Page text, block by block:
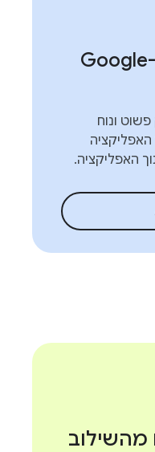
ספריית החיובים ב-Google
ונוח
האפליקציה.